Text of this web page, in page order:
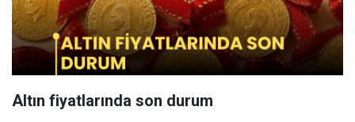
Altın fiyatlarında son durum